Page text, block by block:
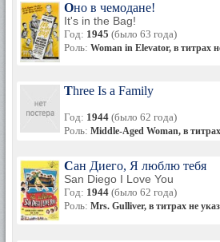
Оно в чемодане!
It's in the Bag!
Год: 1945 (было 63 года)
Роль: Woman in Elevator, в титрах
Three Is a Family
Год: 1944 (было 62 года)
Роль: Middle-Aged Woman, в
Сан Диего, Я люблю тебя
San Diego I Love You
Год: 1944 (было 62 года)
Роль: Mrs. Gulliver, в титрах не